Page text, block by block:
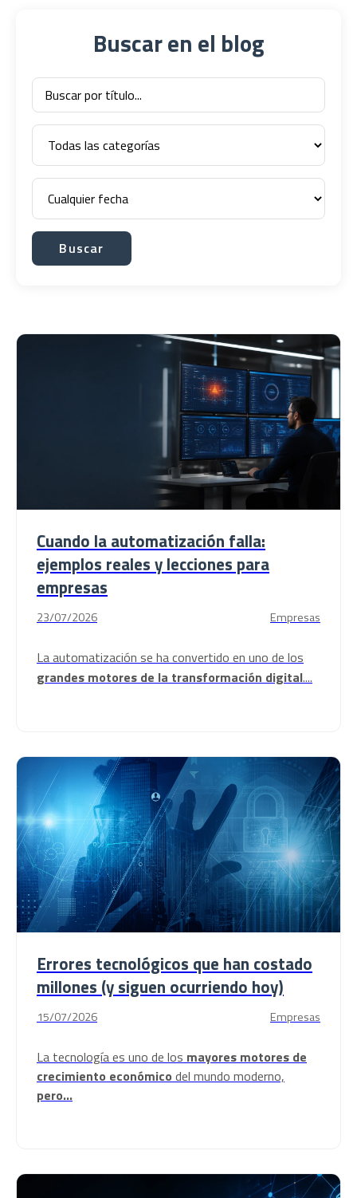
Buscar en el blog
Buscar
Cuando la automatización falla:
ejemplos reales y lecciones para
empresas
23/07/2026 Empresas
Laautomatización se ha convertido en uno de los
grandes motores de la transformación digital....
Errores tecnológicos que han costado
millones (y siguen ocurriendo hoy)
15/07/2026 Empresas
La tecnología es uno de los mayores motores de
crecimiento económico del mundo moderno,
pero...